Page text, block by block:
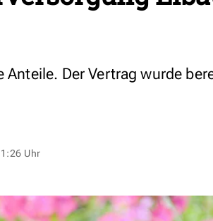
Anteile. Der Vertrag wurde
Uhr